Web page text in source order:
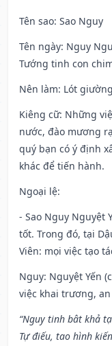
Tên sao: Sao Nguy
Tên ngày: Nguy
Tướng tinh con
Nên làm: Lót
Kiêng cữ: Những
nước, đào mương
quý bạn có ý định
khác để tiến hành.
Ngoại lệ:
- Sao Nguy Nguyệt
tốt. Trong đó, tại
Viên: mọi việc tạo
Nguy: Nguyệt Yến
việc khai trương,
“Nguy tinh bât khả
Tự điếu, tao hình